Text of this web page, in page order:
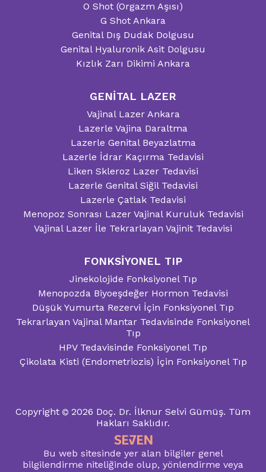
O Shot (Orgazm Aşısı)
G Shot Ankara
Genital Dış Dudak Dolgusu
Genital Hyaluronik Asit Dolgusu
Kızlık Zarı Dikimi Ankara
GENİTAL LAZER
Vajinal Lazer Ankara
Lazerle Vajina Daraltma
Lazerle Genital Beyazlatma
Lazerle İdrar Kaçırma Tedavisi
Liken Skleroz Lazer Tedavisi
Lazerle Genital Siğil Tedavisi
Lazerle Çatlak Tedavisi
Menopoz Sonrası Lazer Vajinal Kuruluk Tedavisi
Vajinal Lazer İle Tekrarlayan Vajinit Tedavisi
FONKSİYONEL TIP
Jinekolojide Fonksiyonel Tıp
Menopozda Biyoeşdeğer Hormon Tedavisi
Düşük Yumurta Rezervi İçin Fonksiyonel Tıp
Tekrarlayan Vajinal Mantar Tedavisinde Fonksiyonel
Tıp
HPV Tedavisinde Fonksiyonel Tıp
Çikolata Kisti (Endometriozis) İçin Fonksiyonel Tıp
Copyright 2026 Doç. Dr. İlknur Selvi Gümüş. Tüm
Hakları Saklıdır.
Bu web sitesinde yer alan bilgiler genel
bilgilendirme niteliğinde olup, yönlendirme veya